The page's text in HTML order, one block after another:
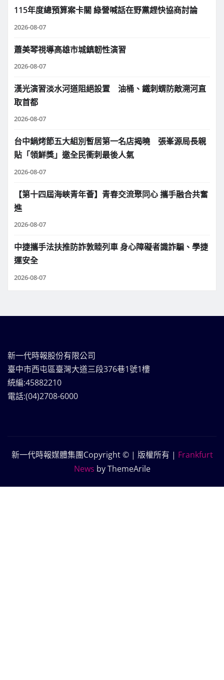
115年度總預算案卡關 綠營喊話在野黨趕快協商討論
2026-08-07
蕭美琴視導高雄市城鎮韌性演習
2026-08-07
漢光演習淡水河道阻絕設置 油桶、鐵刺蝟防敵溯河直
取首都
2026-08-07
台中鍋烤節五大組別暫居第一名店揭曉 張峯源局長親
貼「領鮮獎」邀全民衝刺最後人氣
2026-08-07
【第十四屆海峽青年薈】青春交流聚同心 攜手融合共奮
進
2026-08-07
中捷攜手法扶推防詐敦睦列車 身心障礙者識詐騙、學捷
運安全
2026-08-07
新一代時報股份有限公司
臺中市西屯區臺灣大道三段376巷1號1樓
統編:45882210
電話:(04)2708-6000
新一代時報媒體集團Copyright © | 版權所有 | Frankfurt
News by ThemeArile